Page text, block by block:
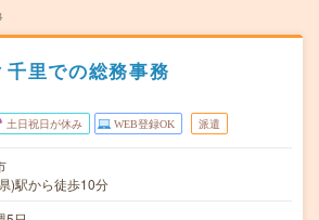
里での総務事務
土日祝日が休み WEB登録OK 派遣
)駅から徒歩10分